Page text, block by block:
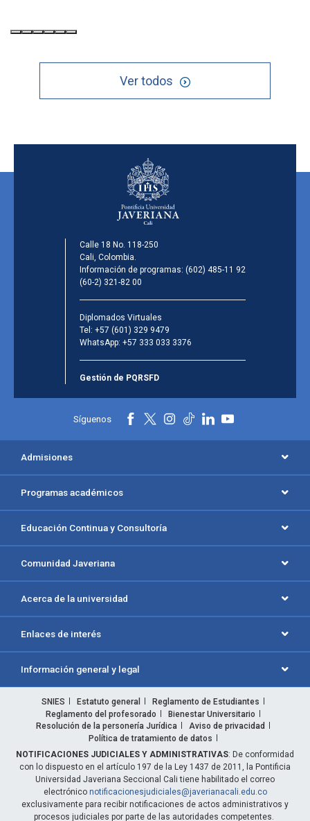
Ver todos
Calle 18 No. 118-250
Cali, Colombia.
Información de programas: (602) 485-11 92
(60-2) 321-82 00
Diplomados Virtuales
Tel: +57 (601) 329 9479
WhatsApp: +57 333 033 3376
Gestión de PQRSFD
Síguenos
Admisiones
Programas académicos
Educación Continua y Consultoría
Comunidad Javeriana
Acerca de la universidad
Enlaces de interés
Información general y legal
SNIES Estatuto general
Reglamento de Estudiantes
Reglamento del profesorado
Bienestar Universitario
Resolución de la personería Jurídica
Aviso de privacidad
Política de tratamiento de datos
NOTIFICACIONES JUDICIALES Y ADMINISTRATIVAS: De conformidad
con lo dispuesto en el artículo 197 de la Ley 1437 de 2011, la Pontificia
Universidad Javeriana Seccional Cali tiene habilitado el correo
electrónico notificacionesjudiciales@javerianacali.edu.co
exclusivamente para recibir notificaciones de actos administrativos y
procesos judiciales por parte de las autoridades competentes.